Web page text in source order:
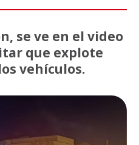
se ve en el video
que explote
vehículos.